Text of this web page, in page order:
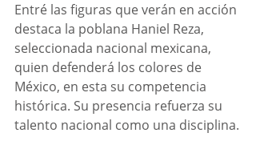
Entré las figuras que verán en acción
destaca la poblana Haniel Reza,
seleccionada nacional mexicana,
quien defenderá los colores de
México, en esta su competencia
histórica. Su presencia refuerza su
talento nacional como una disciplina.